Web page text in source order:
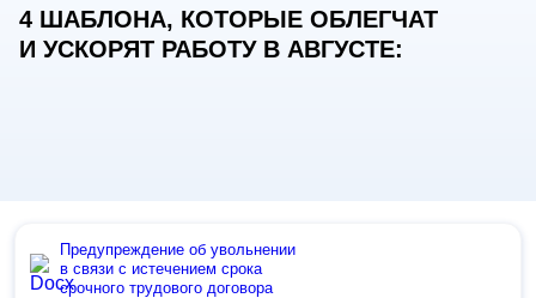
4 ШАБЛОНА, КОТОРЫЕ ОБЛЕГЧАТ
И УСКОРЯТ РАБОТУ В АВГУСТЕ:
Предупреждение об увольнении
в связи с истечением срока
срочного трудового договора